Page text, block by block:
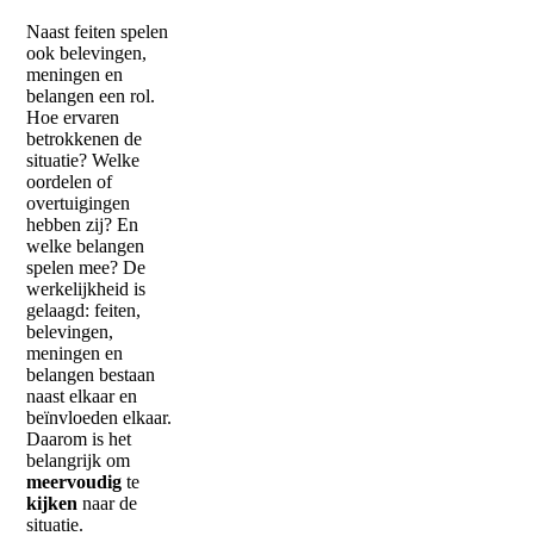
Naast feiten spelen
ook belevingen,
meningen en
belangen een rol.
Hoe ervaren
betrokkenen de
situatie? Welke
oordelen of
overtuigingen
hebben zij? En
welke belangen
spelen mee? De
werkelijkheid is
gelaagd: feiten,
belevingen,
meningen en
belangen bestaan
naast elkaar en
beïnvloeden elkaar.
Daarom is het
belangrijk om
meervoudig te
kijken naar de
situatie.